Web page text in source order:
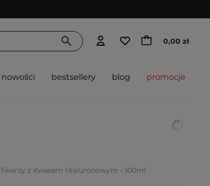
0,00 zł
nowości bestsellery blog promocje
z Kwasem Hialuronowym - 100ml